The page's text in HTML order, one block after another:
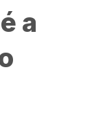
a